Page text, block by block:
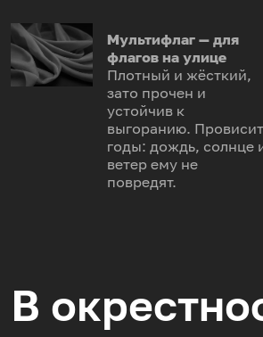
Мультифлаг — для
флагов на улице
Плотный и жёсткий,
зато прочен и
устойчив к
выгоранию. Провисит
годы: дождь, солнце
ветер ему не
повредят.
В